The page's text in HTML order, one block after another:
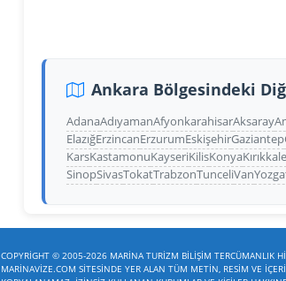
Ankara Bölgesindeki
AdanaAdıyamanAfyonkarahisarAksaray
ElazığErzincanErzurumEskişehirGaziantep
KarsKastamonuKayseriKilisKonyaKırıkkale
SinopSivasTokatTrabzonTunceliVan
COPYRİGHT © 2005-2026 MARİNA TURİZM BİLİŞİM TERCÜMANLIK
MARİNAVİZE.COM SİTESİNDE YER ALAN TÜM METİN, RESİM VE